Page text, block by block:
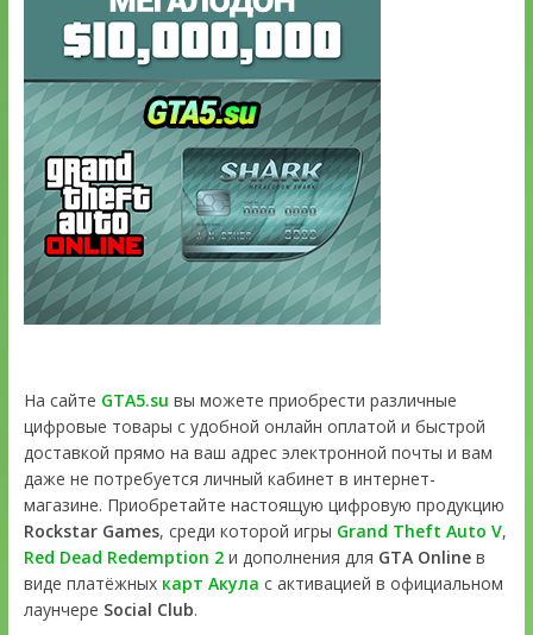
На сайте GTA5.su вы можете приобрести различные
цифровые товары с удобной онлайн оплатой и быстрой
доставкой прямо на ваш адрес электронной почты и вам
даже не потребуется личный кабинет в интернет-
магазине. Приобретайте настоящую цифровую продукцию
Rockstar Games, среди которой игры Grand Theft Auto V,
Red Dead Redemption 2и дополнения для GTA Onlineв
виде платёжных карт Акула с активацией в официальном
лаунчере Social Club.